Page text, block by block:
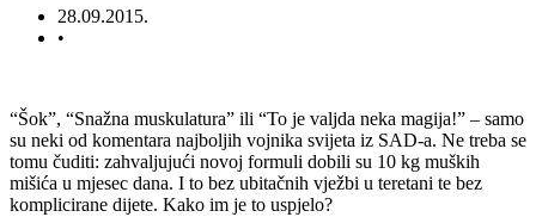
28.09.2015.
•
“Šok”, “Snažna muskulatura” ili “To je valjda neka magija!” – samo
su neki od komentara najboljih vojnika svijeta iz SAD-a. Ne treba se
tomu čuditi: zahvaljujući novoj formuli dobili su 10 kg muških
mišića u mjesec dana. I to bez ubitačnih vježbi u teretani te bez
komplicirane dijete. Kako im je to uspjelo?